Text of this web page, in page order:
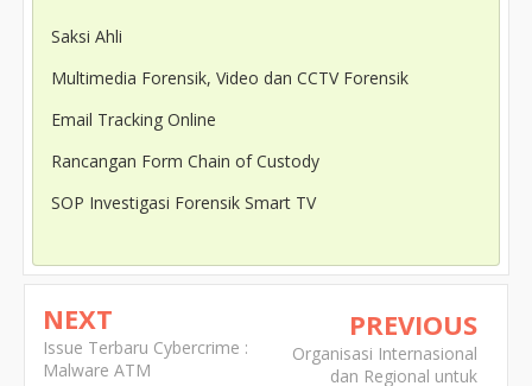
Saksi Ahli
Multimedia Forensik, Video dan CCTV Forensik
Email Tracking Online
Rancangan Form Chain of Custody
SOP Investigasi Forensik Smart TV
NEXT
Issue Terbaru Cybercrime :
Malware ATM
PREVIOUS
Organisasi Internasional
dan Regional untuk